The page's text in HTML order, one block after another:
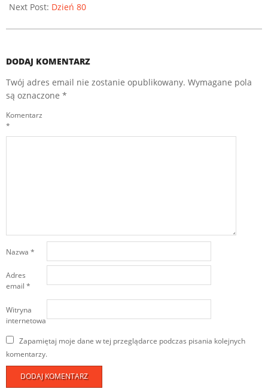
Next Post: Dzień 80
DODAJ KOMENTARZ
Twój adres email nie zostanie opublikowany. Wymagane pola
są oznaczone *
Komentarz
*
Nazwa *
Adres
email *
Witryna
internetowa
Zapamiętaj moje dane w tej przeglądarce podczas pisania kolejnych
komentarzy.